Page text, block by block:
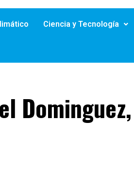
Ciencia y Tecnología
Dominguez,